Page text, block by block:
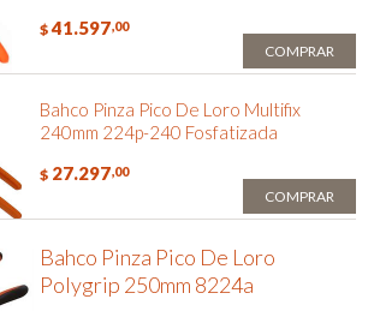
$ 41.597,00
COMPRAR
Bahco Pinza Pico De Loro Multifix
240mm 224p-240 Fosfatizada
$ 27.297,00
COMPRAR
Bahco Pinza Pico De Loro
Polygrip 250mm 8224a